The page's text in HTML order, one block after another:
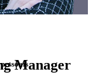
Manager